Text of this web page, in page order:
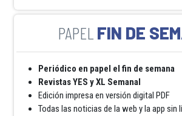
FIN DE
Periódico en papel el fin de semana
Revistas YES y XL Semanal
Edición impresa en versión digital PDF
Todas las noticias de la web y la app sin